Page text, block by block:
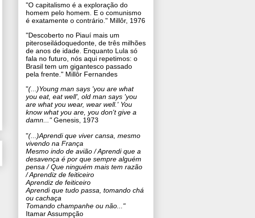
"O capitalismo é a exploração do
homem pelo homem. E o comunismo
é exatamente o contrário." Millôr, 1976
"Descoberto no Piauí mais um
piteroseiládoquedonte, de três milhões
de anos de idade. Enquanto Lula só
fala no futuro, nós aqui repetimos: o
Brasil tem um gigantesco passado
pela frente." Millôr Fernandes
"(...)Young man says 'you are what
you eat, eat well', old man says 'you
are what you wear, wear well.' You
know what you are, you don't give a
damn..."Genesis, 1973
"(...)Aprendi que viver cansa, mesmo
vivendo na França
Mesmo indo de avião /Aprendi que a
desavença é por que sempre alguém
pensa / Que ninguém mais tem razão
/ Aprendiz de feiticeiro
Aprendiz de feiticeiro
Aprendi que tudo passa, tomando chá
ou cachaça
Tomando champanhe ou não..."
Itamar Assumpção